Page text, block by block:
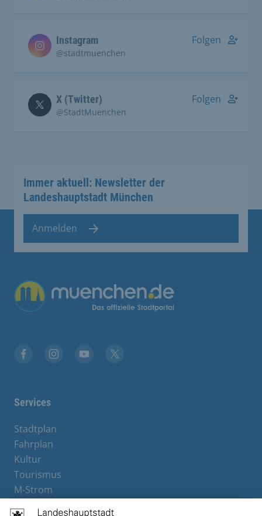
Instagram
@stadtmuenchen
Folgen
X (Twitter)
@StadtMuenchen
Folgen
Immer aktuell: Newsletter der
Landeshauptstadt München
Anmelden
Übergreifende Links
Services
Stadtplan
Fahrplan
Kultur
Tourismus
M-Strom